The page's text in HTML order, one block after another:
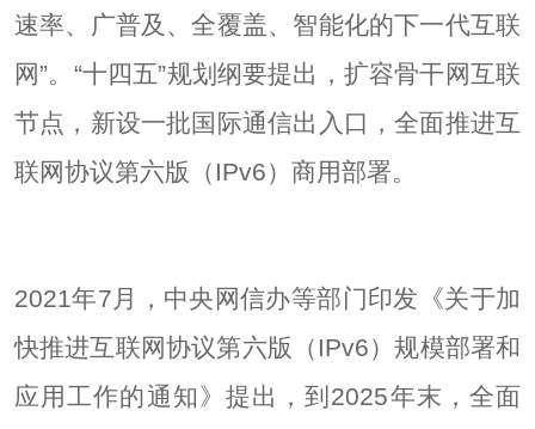
速率、广普及、全覆盖、智能化的下一代互联
网”。“十四五”规划纲要提出，扩容骨干网互联
节点，新设一批国际通信出入口，全面推进互
联网协议第六版（IPv6）商用部署。
2021年7月，中央网信办等部门印发《关于加
快推进互联网协议第六版（IPv6）规模部署和
应用工作的通知》提出，到2025年末，全面